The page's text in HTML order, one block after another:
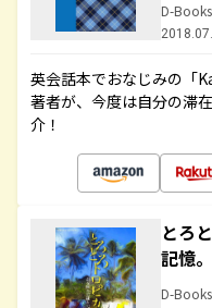
D-Books
英会話本でおなじみの「
著者が、今度は自分の滞
介！
とろ
記憶
D-Books